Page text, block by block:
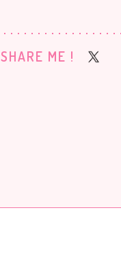
SHARE ME !